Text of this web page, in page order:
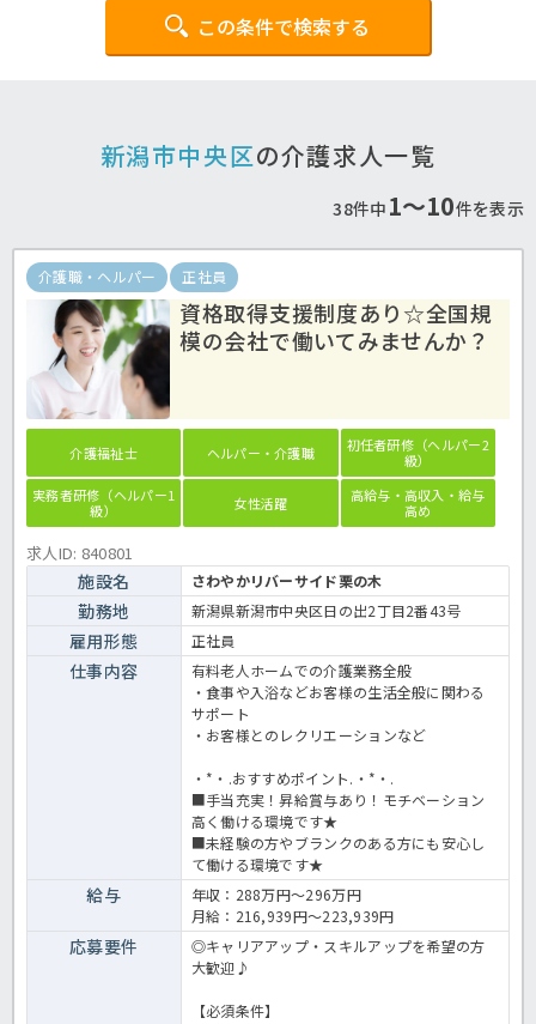
この条件で検索する
新潟市中央区の介護求人一覧
38件中 1〜10件を表示
介護職・ヘルパー 正社員
資格取得支援制度あり☆全国規
模の会社で働いてみませんか？
介護福祉士 ヘルパー・介護職
初任者研修（ヘルパー2
級）
実務者研修（ヘルパー1
級）
女性活躍
高給与・高収入・給与
高め
求人ID: 840801
施設名 さわやかリバーサイド栗の木
勤務地 新潟県新潟市中央区日の出2丁目2番43号
雇用形態 正社員
仕事内容
有料老人ホームでの介護業務全般
・食事や入浴などお客様の生活全般に関わる
サポート
・お客様とのレクリエーションなど
・*・.おすすめポイント.・*・.
■手当充実！昇給賞与あり！モチベーション
高く働ける環境です★
■未経験の方やブランクのある方にも安心し
て働ける環境です★
給与
年収：288万円～296万円
月給：216,939円～223,939円
応募要件
◎キャリアアップ・スキルアップを希望の方
大歓迎♪
【必須条件】